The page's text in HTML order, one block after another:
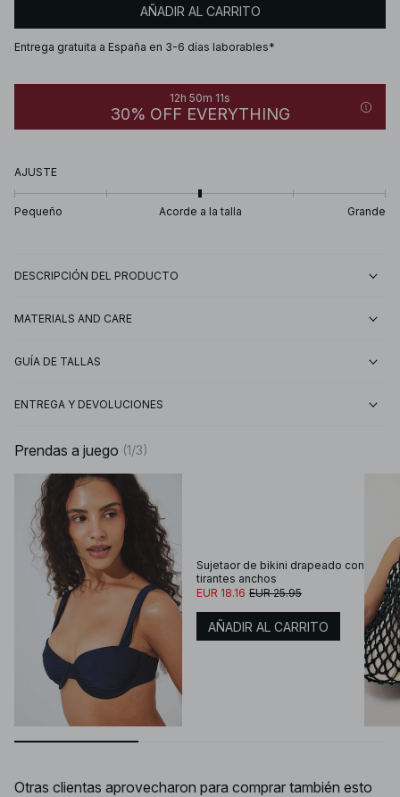
AÑADIR AL CARRITO
Entrega gratuita a España en 3-6 días laborables*
12h 50m 11s
30% OFF EVERYTHING
AJUSTE
Pequeño Acorde a la talla Grande
DESCRIPCIÓN DEL PRODUCTO
MATERIALS AND CARE
GUÍA DE TALLAS
ENTREGA Y DEVOLUCIONES
Prendas a juego (1/3)
Sujetaor de bikini drapeado con
tirantes anchos
EUR 18.16 EUR 25.95
AÑADIR AL CARRITO
Otras clientas aprovecharon para comprar también esto